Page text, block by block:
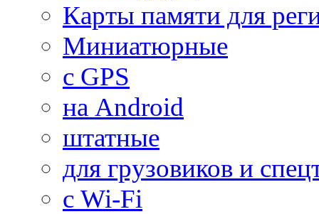
Карты памяти для
Миниатюрные
с GPS
на Android
штатные
для грузовиков и
с Wi-Fi